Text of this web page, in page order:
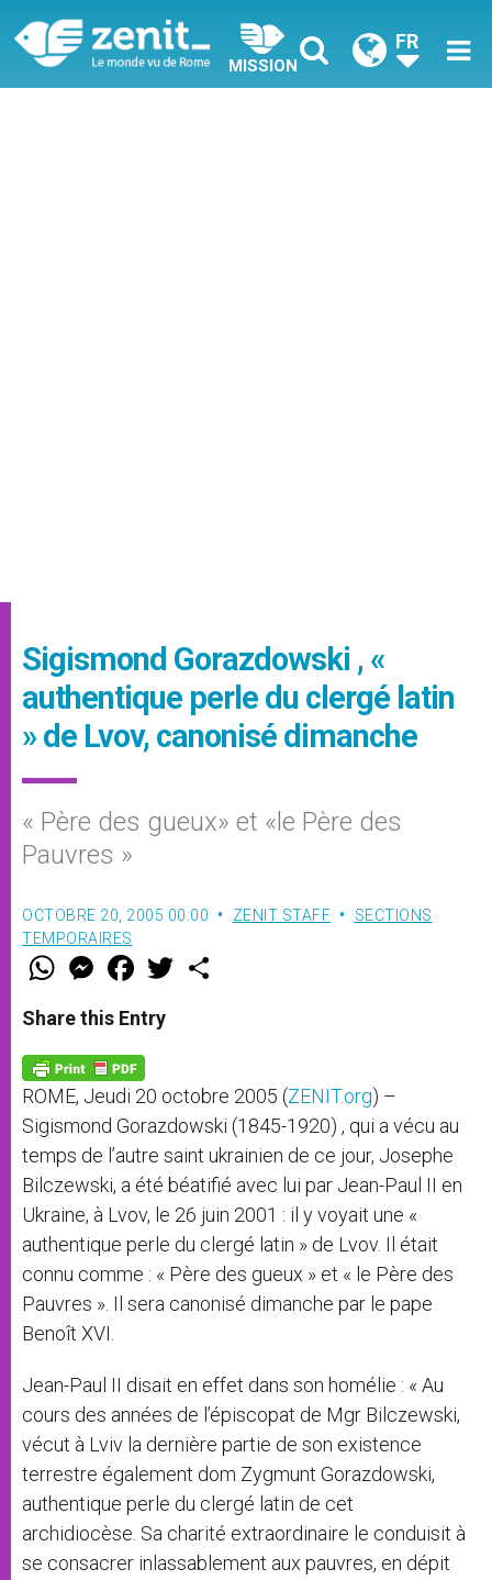
MISSION
FR
Sigismond Gorazdowski , «
authentique perle du clergé latin
» de Lvov, canonisé dimanche
« Père des gueux» et «le Père des
Pauvres »
OCTOBRE 20, 2005 00:00 ZENIT STAFF
SECTIONS
TEMPORAIRES
W
t
s
p
p
M
e
s
e
g
e
r
F
a
e
b
o
k
w
Share this Entry
ROME, Jeudi 20 octobre 2005 (ZENIT.org) –
Sigismond Gorazdowski (1845-1920) , qui a vécu au
temps de l’autre saint ukrainien de ce jour, Josephe
Bilczewski, a été béatifié avec lui par Jean-Paul II en
Ukraine, à Lvov, le 26 juin 2001 : il y voyait une «
authentique perle du clergé latin » de Lvov. Il était
connu comme : « Père des gueux » et « le Père des
Pauvres ». Il sera canonisé dimanche par le pape
Benoît XVI.
Jean-Paul II disait en effet dans son homélie : « Au
cours des années de l’épiscopat de Mgr Bilczewski,
vécut à Lviv la dernière partie de son existence
terrestre également dom Zygmunt Gorazdowski,
authentique perle du clergé latin de cet
archidiocèse. Sa charité extraordinaire le conduisit à
se consacrer inlassablement aux pauvres, en dépit